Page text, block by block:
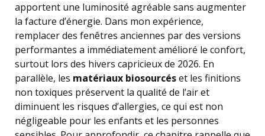
apportent une luminosité agréable sans augmenter
la facture d’énergie. Dans mon expérience,
remplacer des fenêtres anciennes par des versions
performantes a immédiatement amélioré le confort,
surtout lors des hivers capricieux de 2026. En
parallèle, les matériaux biosourcéset les finitions
non toxiques préservent la qualité de l’air et
diminuent les risques d’allergies, ce qui est non
négligeable pour les enfants et les personnes